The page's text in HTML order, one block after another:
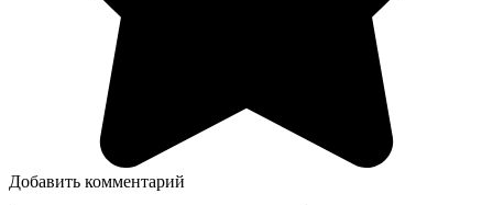
Добавить комментарий